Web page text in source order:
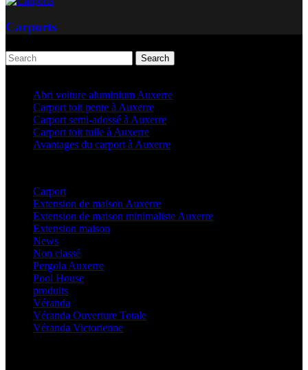
Carports
Search
Abri voiture aluminium Auxerre
Carport toit pente à Auxerre
Carport semi-adossé à Auxerre
Carport toit tuile à Auxerre
Avantages du carport à Auxerre
Carport(36)
Extension de maison Auxerre
Extension de maison minimaliste Auxerre
Extension maison
News
Non classé
Pergola Auxerre
Pool House
produits
Véranda
Véranda Ouverture Totale
Véranda Victorienne